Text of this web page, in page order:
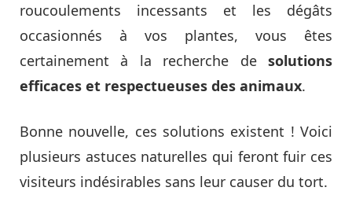
roucoulements incessants et les dégâts
occasionnés à vos plantes, vous êtes
certainement à la recherche de solutions
efficaces et respectueuses des animaux.
Bonne nouvelle, ces solutions existent ! Voici
plusieurs astuces naturelles qui feront fuir ces
visiteurs indésirables sans leur causer du tort.